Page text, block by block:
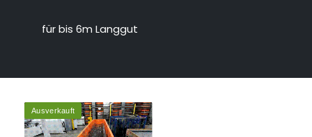
für bis 6m Langgut
Ausverkauft